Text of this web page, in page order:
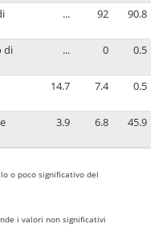
... 92 90.8
di
... 0 0.5
14.7 7.4 0.5
3.9 6.8 45.9
o poco significativo del
i valori non significativi